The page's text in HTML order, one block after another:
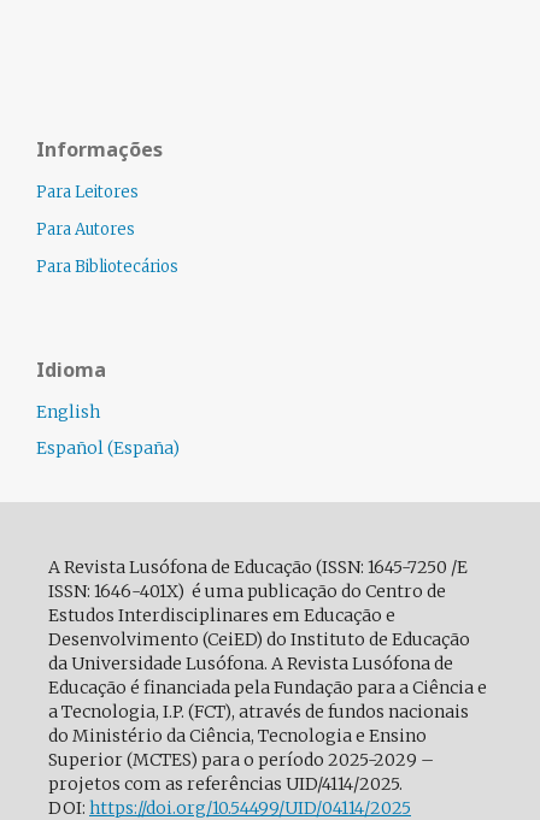
Informações
Para Leitores
Para Autores
Para Bibliotecários
Idioma
English
Español (España)
A Revista Lusófona de Educação (ISSN: 1645-7250 /E
ISSN: 1646-401X) é uma publicação do Centro de
Estudos Interdisciplinares em Educação e
Desenvolvimento (CeiED) do Instituto de Educação
da Universidade Lusófona. A Revista Lusófona de
Educação é financiada pela Fundação para a Ciência e
a Tecnologia, I.P. (FCT), através de fundos nacionais
do Ministério da Ciência, Tecnologia e Ensino
Superior (MCTES) para o período 2025-2029 –
projetos com as referências UID/4114/2025.
DOI: https://doi.org/10.54499/UID/04114/2025